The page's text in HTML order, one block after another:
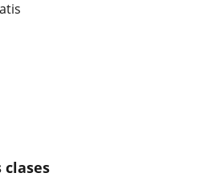
clases